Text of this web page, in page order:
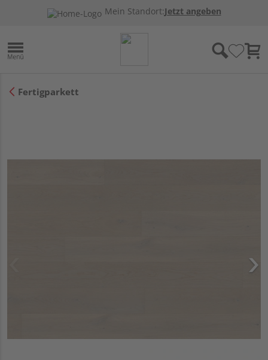
Mein Standort:Jetzt angeben
Fertigparkett